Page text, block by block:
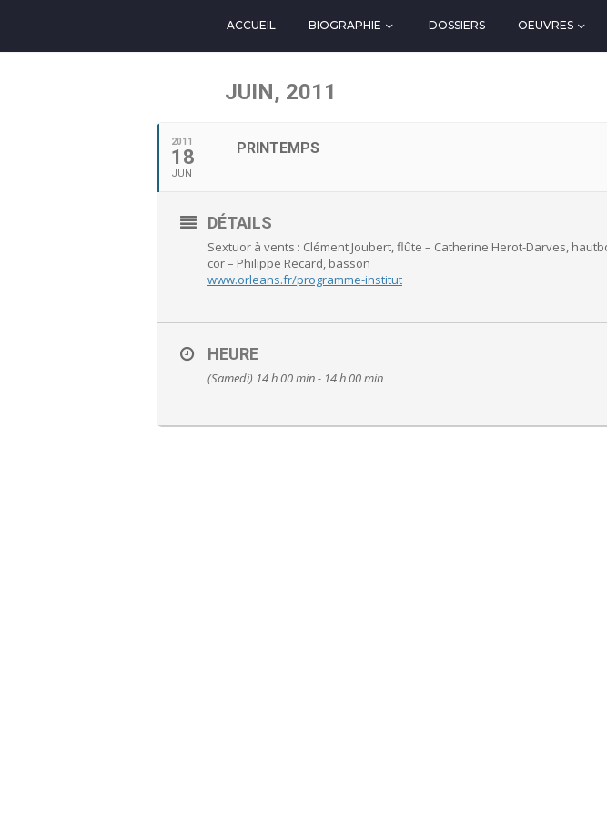
ACCUEIL BIOGRAPHIE DOSSIERS OEUVRES
JUIN, 2011
2011
18
JUN
PRINTEMPS
DÉTAILS
Sextuor à vents : Clément Joubert, flûte – Catherine Herot-Darves,
cor – Philippe Recard, basson
www.orleans.fr/programme-institut
HEURE
(Samedi) 14 h 00 min - 14 h 00 min